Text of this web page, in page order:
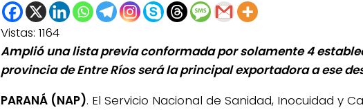
Vistas: 1164
Amplió una lista previa conformada por solamente 4
provincia de Entre Ríos será la principal exportadora a ese
PARANÁ (NAP). El Servicio Nacional de Sanidad, Inocuidad y